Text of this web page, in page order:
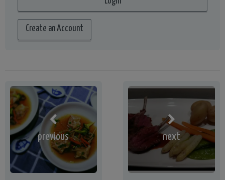
Create an Account
previous next